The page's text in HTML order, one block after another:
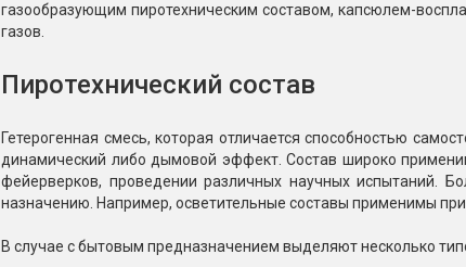
газообразующим пиротехническим составом, капсюлем-
газов.
Пиротехнический состав
Гетерогенная смесь, которая отличается способностью
динамический либо дымовой эффект. Состав широко
фейерверков, проведении различных научных испытаний.
назначению. Например, осветительные составы применимы
В случае с бытовым предназначением выделяют несколько